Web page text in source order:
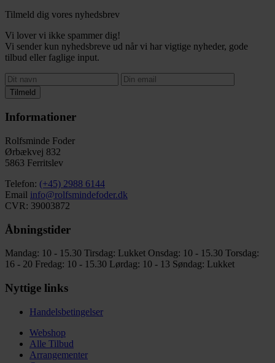
Tilmeld dig vores nyhedsbrev
Vi lover vi ikke spammer dig!
Vi sender kun nyhedsbreve ud når vi har vigtige nyheder, gode
tilbud eller faglige input.
Tilmeld
Informationer
Rolfsminde Foder
Ørbækvej 832
5863 Ferritslev
Telefon: (+45) 2988 6144
Email info@rolfsmindefoder.dk
CVR: 39003872
Åbningstider
Mandag: 10 - 15.30 Tirsdag: Lukket Onsdag: 10 - 15.30 Torsdag:
16 - 20 Fredag: 10 - 15.30 Lørdag: 10 - 13 Søndag: Lukket
Nyttige links
Handelsbetingelser
Webshop
Alle Tilbud
Arrangementer